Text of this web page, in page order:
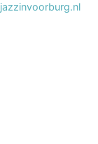
jazzinvoorburg.nl